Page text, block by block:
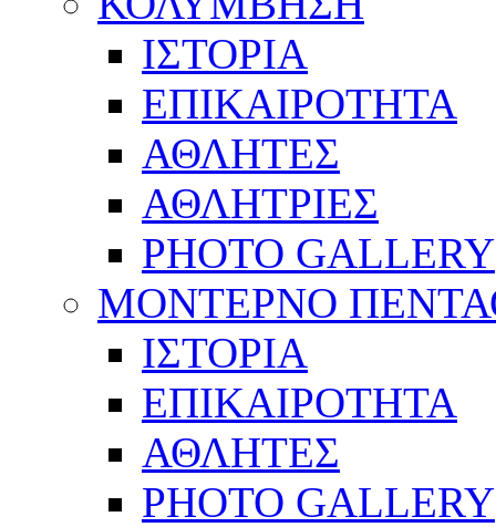
ΙΣΤΟΡΙΑ
ΕΠΙΚΑΙΡΟΤΗΤΑ
ΑΘΛΗΤΕΣ
ΑΘΛΗΤΡΙΕΣ
PHOTO GALLERY
ΜΟΝΤΕΡΝΟ
ΙΣΤΟΡΙΑ
ΕΠΙΚΑΙΡΟΤΗΤΑ
ΑΘΛΗΤΕΣ
PHOTO GALLERY